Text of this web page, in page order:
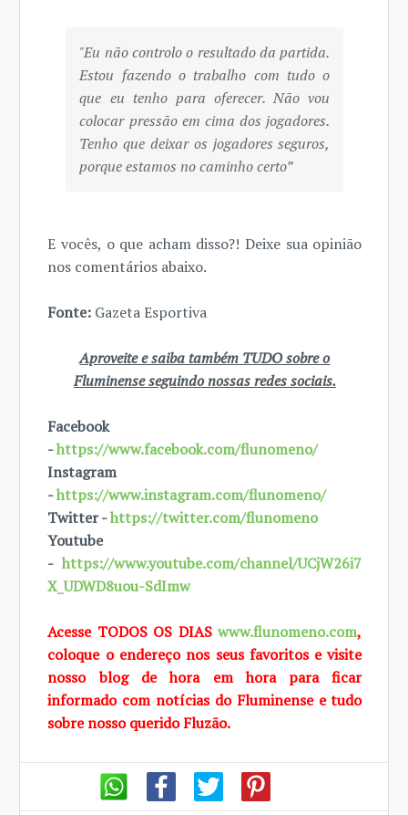
"Eu não controlo o resultado da partida.
Estou fazendo o trabalho com tudo o
que eu tenho para oferecer. Não vou
colocar pressão em cima dos jogadores.
Tenho que deixar os jogadores seguros,
porque estamos no caminho certo”
E vocês, o que acham disso?! Deixe sua opinião
nos comentários abaixo.
Fonte: Gazeta Esportiva
Aproveite e saiba também TUDO sobre o
Fluminense seguindo nossas redes sociais.
Facebook
-https://www.facebook.com/flunomeno/
Instagram
-https://www.instagram.com/flunomeno/
Twitter -https://twitter.com/flunomeno
Youtube
-https://www.youtube.com/channel/UCjW26i7
X_UDWD8uou-SdImw
Acesse TODOS OS DIASwww.flunomeno.com,
coloque o endereço nos seus favoritos e visite
nosso blog de hora em hora para ficar
informado com notícias do Fluminense e tudo
sobre nosso querido Fluzão.